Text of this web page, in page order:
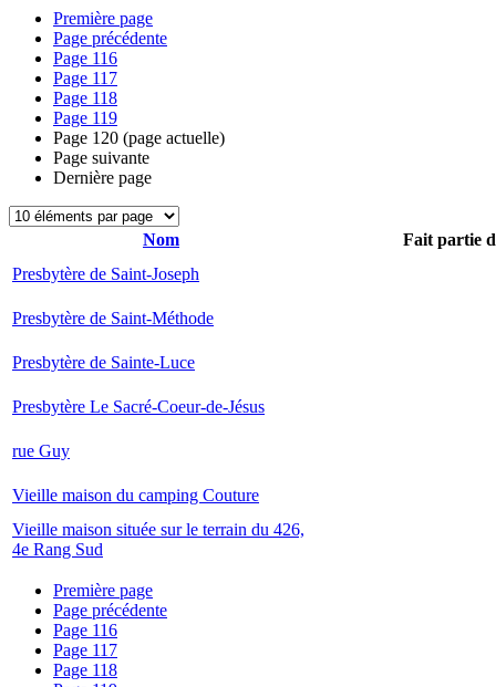
Première page
Page précédente
Page 116
Page 117
Page 118
Page 119
Page 120 (page actuelle)
Page suivante
Dernière page
Nom
Fait partie
Presbytère de Saint-Joseph
Presbytère de Saint-Méthode
Presbytère de Sainte-Luce
Presbytère Le Sacré-Coeur-de-Jésus
rue Guy
Vieille maison du camping Couture
Vieille maison située sur le terrain du 426,
4e Rang Sud
Première page
Page précédente
Page 116
Page 117
Page 118